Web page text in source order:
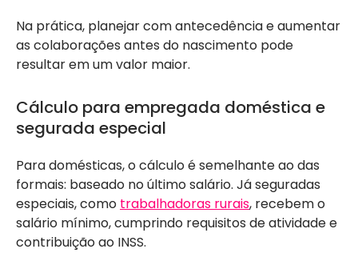
Na prática, planejar com antecedência e aumentar
as colaborações antes do nascimento pode
resultar em um valor maior.
Cálculo para empregada doméstica e
segurada especial
Para domésticas, o cálculo é semelhante ao das
formais: baseado no último salário. Já seguradas
especiais, como trabalhadoras rurais, recebem o
salário mínimo, cumprindo requisitos de atividade e
contribuição ao INSS.